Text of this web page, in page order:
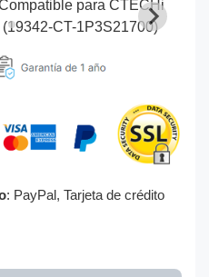
: PayPal, Tarjeta de crédito